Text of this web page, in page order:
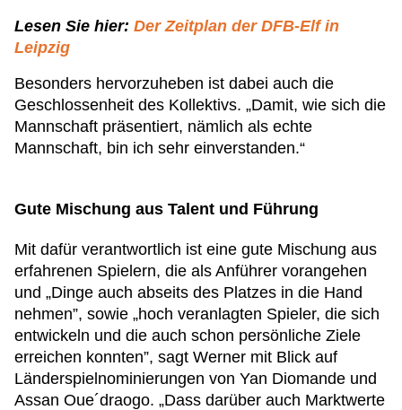
Lesen Sie hier: Der Zeitplan der DFB-Elf in
Leipzig
Besonders hervorzuheben ist dabei auch die
Geschlossenheit des Kollektivs. „Damit, wie sich die
Mannschaft präsentiert, nämlich als echte
Mannschaft, bin ich sehr einverstanden.“
Gute Mischung aus Talent und Führung
Mit dafür verantwortlich ist eine gute Mischung aus
erfahrenen Spielern, die als Anführer vorangehen
und „Dinge auch abseits des Platzes in die Hand
nehmen”, sowie „hoch veranlagten Spieler, die sich
entwickeln und die auch schon persönliche Ziele
erreichen konnten”, sagt Werner mit Blick auf
Länderspielnominierungen von Yan Diomande und
Assan Oue´draogo. „Dass darüber auch Marktwerte